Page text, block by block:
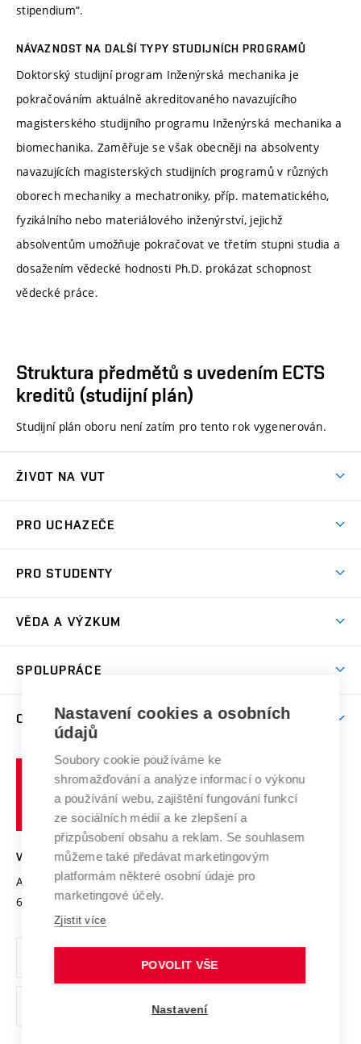
stipendium“.
NÁVAZNOST NA DALŠÍ TYPY STUDIJNÍCH PROGRAMŮ
Doktorský studijní program Inženýrská mechanika je
pokračováním aktuálně akreditovaného navazujícího
magisterského studijního programu Inženýrská mechanika a
biomechanika. Zaměřuje se však obecněji na absolventy
navazujících magisterských studijních programů v různých
oborech mechaniky a mechatroniky, příp. matematického,
fyzikálního nebo materiálového inženýrství, jejichž
absolventům umožňuje pokračovat ve třetím stupni studia a
dosažením vědecké hodnosti Ph.D. prokázat schopnost
vědecké práce.
Struktura předmětů s uvedením ECTS
kreditů (studijní plán)
Studijní plán oboru není zatím pro tento rok vygenerován.
ŽIVOT NA VUT
Koleje
Sport na VUT
Brno
PRO UCHAZEČE
Dny otevřených dveří
Celoživotní vzdělávání
E-přihláška
PRO STUDENTY
Harmonogram akademického roku
Závěrečné práce
Doktorské studium
Zpracování osobních údajů studentů
Sociální bezpečí
Studium bez bariér
Podpora podnikání
VĚDA A VÝZKUM
Mezinárodní vědecká rada
Systém zajišťování kvality výzkumu
Výzkumné infrastruktury
Transfer znalostí
Open Science
Projekty
Projekty ze strukturálních fondů
Specifický výzkum
SPOLUPRÁCE
Zahraniční spolupráce
Spolupráce se školami
Služby univerzity
Mezinárodní dohody
Univerzitní sítě
O UNIVERZITĚ
Profil univerzity
Udržitelná univerzita
Podnikavá univerzita / ContriBUTe
Bezpečná univerzita
Vyznamenání
Organizační struktura
Ochrana osobních údajů
odkaz)
učení
technické
VYSOKÉ UČENÍ TECHNICKÉ V BRNĚ
Antonínská 548/1
602 00 Brno
www.vut.cz
vut@vutbr.cz
Nastavení cookies a osobních
údajů
Soubory cookie používáme ke
shromažďování a analýze informací o výkonu
a používání webu, zajištění fungování funkcí
ze sociálních médií a ke zlepšení a
přizpůsobení obsahu a reklam. Se souhlasem
můžeme také předávat marketingovým
platformám některé osobní údaje pro
marketingové účely.
Zjistit více
POVOLIT VŠE
Nastavení